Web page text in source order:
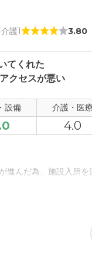
護1 3.80
てくれた
クセスが悪い
設備 介護・医療
4.0
進んだ為、施設入所
は、おそらく脳の萎